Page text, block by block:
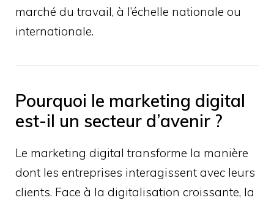
marché du travail, à l’échelle nationale ou
internationale.
Pourquoi le marketing digital
est-il un secteur d’avenir ?
Le marketing digital transforme la manière
dont les entreprises interagissent avec leurs
clients. Face à la digitalisation croissante, la